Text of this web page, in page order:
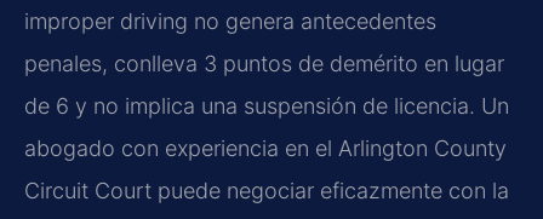
improper driving no genera antecedentes
penales, conlleva 3 puntos de demérito en lugar
de 6 y no implica una suspensión de licencia. Un
abogado con experiencia en el Arlington County
Circuit Court puede negociar eficazmente con la